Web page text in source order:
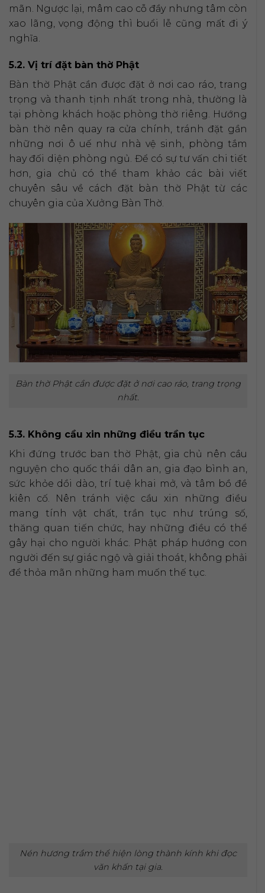
mãn. Ngược lại, mâm cao cỗ đầy nhưng tâm còn
xao lãng, vọng động thì buổi lễ cũng mất đi ý
nghĩa.
5.2. Vị trí đặt bàn thờ Phật
Bàn thờ Phật cần được đặt ở nơi cao ráo, trang
trọng và thanh tịnh nhất trong nhà, thường là
tại phòng khách hoặc phòng thờ riêng. Hướng
bàn thờ nên quay ra cửa chính, tránh đặt gần
những nơi ô uế như nhà vệ sinh, phòng tắm
hay đối diện phòng ngủ. Để có sự tư vấn chi tiết
hơn, gia chủ có thể tham khảo các bài viết
chuyên sâu về cách đặt bàn thờ Phật từ các
chuyên gia của Xưởng Bàn Thờ.
Bàn thờ Phật cần được đặt ở nơi cao ráo, trang trọng
nhất.
5.3. Không cầu xin những điều trần tục
Khi đứng trước ban thờ Phật, gia chủ nên cầu
nguyện cho quốc thái dân an, gia đạo bình an,
sức khỏe dồi dào, trí tuệ khai mở, và tâm bồ đề
kiên cố. Nên tránh việc cầu xin những điều
mang tính vật chất, trần tục như trúng số,
thăng quan tiến chức, hay những điều có thể
gây hại cho người khác. Phật pháp hướng con
người đến sự giác ngộ và giải thoát, không phải
để thỏa mãn những ham muốn thế tục.
Nén hương trầm thể hiện lòng thành kính khi đọc
văn khấn tại gia.